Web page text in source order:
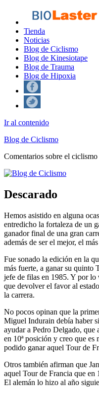
Tienda
Noticias
Blog de Ciclismo
Blog de Kinesiotape
Blog de Trauma
Blog de Hipoxia
Ir al contenido
Blog de Ciclismo
Comentarios sobre el
Descarado
Hemos asistido en alguna
entredicho la fortaleza de un
ganador final de una gran
además de ser el mejor, el
Fue sonado la edición en la
más fuerte, a ganar su quinto
jefe de filas en 1985. Y por
que devolver el favor al
la carrera.
No pocos opinan que la
Miguel Indurain debía haber
ayudar a Pedro Delgado,
en 10ª posición y creo que
podido ganar aquel Tour de
Otros también afirman que
aquel Tour de Francia que
El alemán lo hizo al año